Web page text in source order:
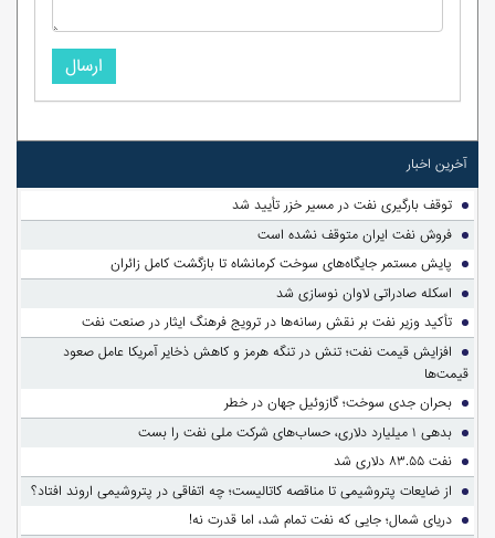
ارسال
آخرین اخبار
توقف بارگیری نفت در مسیر خزر تأیید شد
فروش نفت ایران متوقف نشده است
پایش مستمر جایگاه‌های سوخت کرمانشاه تا بازگشت کامل زائران
اسکله صادراتی لاوان نوسازی شد
تأکید وزیر نفت بر نقش رسانه‌ها در ترویج فرهنگ ایثار در صنعت نفت
افزایش قیمت نفت؛ تنش در تنگه هرمز و کاهش ذخایر آمریکا عامل صعود
قیمت‌ها
بحران جدی سوخت؛ گازوئیل جهان در خطر
بدهی ۱ میلیارد دلاری، حساب‌های شرکت ملی نفت را بست
نفت ۸۳.۵۵ دلاری شد
از ضایعات پتروشیمی تا مناقصه کاتالیست؛ چه اتفاقی در پتروشیمی اروند افتاد؟
دریای شمال؛ جایی که نفت تمام شد، اما قدرت نه!